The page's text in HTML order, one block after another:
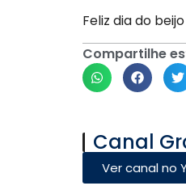
Feliz dia do
Compartilhe
Canal
Ver canal no